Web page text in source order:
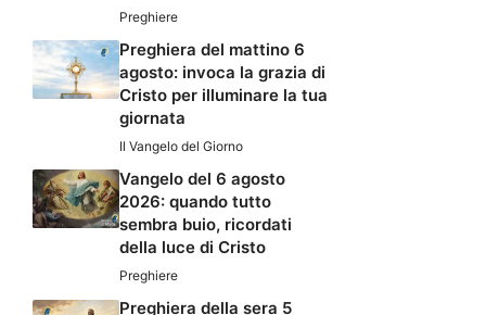
Preghiere
Preghiera del mattino 6
agosto: invoca la grazia di
Cristo per illuminare la tua
giornata
Il Vangelo del Giorno
Vangelo del 6 agosto
2026: quando tutto
sembra buio, ricordati
della luce di Cristo
Preghiere
Preghiera della sera 5